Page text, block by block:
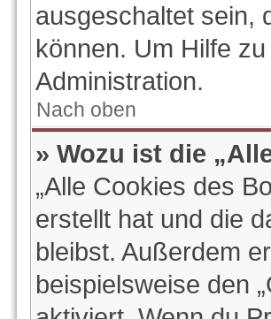
ausgeschaltet sein,
können. Um Hilfe
Administration.
Nach oben
» Wozu ist die
„Alle Cookies des
erstellt hat und die
bleibst. Außerdem
beispielsweise den